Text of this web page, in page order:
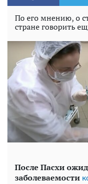
По его мнению, о
стране говорить
После Пасхи
заболеваемости